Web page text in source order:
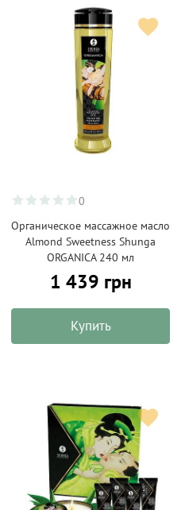
0
Органическое массажное масло
Almond Sweetness Shunga
ORGANICA 240 мл
1 439 грн
Купить